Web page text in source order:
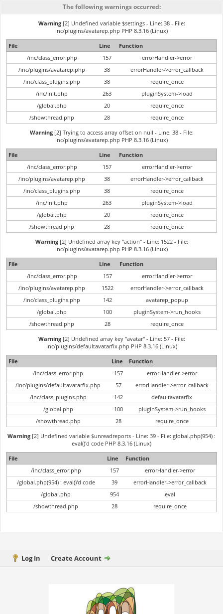
The following warnings occurred:
Warning[2] Undefined variable $settings - Line: 38 - File:
inc/plugins/avatarep.php PHP 8.3.16 (Linux)
File
Line
Function
/inc/class_error.php
157
errorHandler->error
/inc/plugins/avatarep.php
38
errorHandler->error_callback
/inc/class_plugins.php
38
require_once
/inc/init.php
263
pluginSystem->load
/global.php
20
require_once
/showthread.php
28
require_once
Warning[2] Trying to access array offset on null - Line: 38 - File:
inc/plugins/avatarep.php PHP 8.3.16 (Linux)
File
Line
Function
/inc/class_error.php
157
errorHandler->error
/inc/plugins/avatarep.php
38
errorHandler->error_callback
/inc/class_plugins.php
38
require_once
/inc/init.php
263
pluginSystem->load
/global.php
20
require_once
/showthread.php
28
require_once
Warning[2] Undefined array key "action" - Line: 1522 - File:
inc/plugins/avatarep.php PHP 8.3.16 (Linux)
File
Line
Function
/inc/class_error.php
157
errorHandler->error
/inc/plugins/avatarep.php
1522
errorHandler->error_callback
/inc/class_plugins.php
142
avatarep_popup
/global.php
100
pluginSystem->run_hooks
/showthread.php
28
require_once
Warning[2] Undefined array key "avatar" - Line: 57 - File:
inc/plugins/defaultavatarfix.php PHP 8.3.16 (Linux)
File
Line
Function
/inc/class_error.php
157
errorHandler->error
/inc/plugins/defaultavatarfix.php
57
errorHandler->error_callback
/inc/class_plugins.php
142
defaultavatarfix
/global.php
100
pluginSystem->run_hooks
/showthread.php
28
require_once
Warning [2] Undefined variable $unreadreports - Line: 39 - File: global.php(954) :
eval()'d code PHP 8.3.16 (Linux)
File
Line
Function
/inc/class_error.php
157
errorHandler->error
/global.php(954) : eval()'d code
39
errorHandler->error_callback
/global.php
954
eval
/showthread.php
28 require_once
Log In Create Account